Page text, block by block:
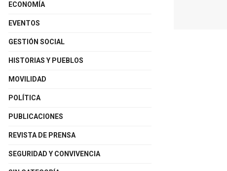
ECONOMÍA
EVENTOS
GESTIÓN SOCIAL
HISTORIAS Y PUEBLOS
MOVILIDAD
POLÍTICA
PUBLICACIONES
REVISTA DE PRENSA
SEGURIDAD Y CONVIVENCIA